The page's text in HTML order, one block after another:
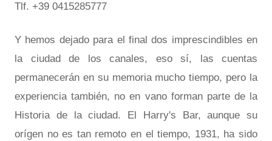
Tlf. +39 0415285777
Y hemos dejado para el final dos imprescindibles en
la ciudad de los canales, eso sí, las cuentas
permanecerán en su memoria mucho tiempo, pero la
experiencia también, no en vano forman parte de la
Historia de la ciudad. El Harry's Bar, aunque su
orígen no es tan remoto en el tiempo, 1931, ha sido